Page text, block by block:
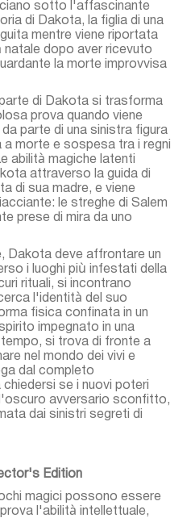
sotto l'affascinante
di Dakota, la figlia di una
mentre viene riportata
natale dopo aver ricevuto
la morte improvvisa
di Dakota si trasforma
prova quando viene
parte di una sinistra figura
morte e sospesa tra i regni
abilità magiche latenti
attraverso la guida di
di sua madre, e viene
le streghe di Salem
prese di mira da uno
Dakota deve affrontare un
i luoghi più infestati della
rituali, si incontrano
l'identità del suo
fisica confinata in un
impegnato in una
si trova di fronte a
nel mondo dei vivi e
dal completo
se i nuovi poteri
avversario sconfitto,
dai sinistri segreti di
Edition
magici possono essere
l'abilità intellettuale,